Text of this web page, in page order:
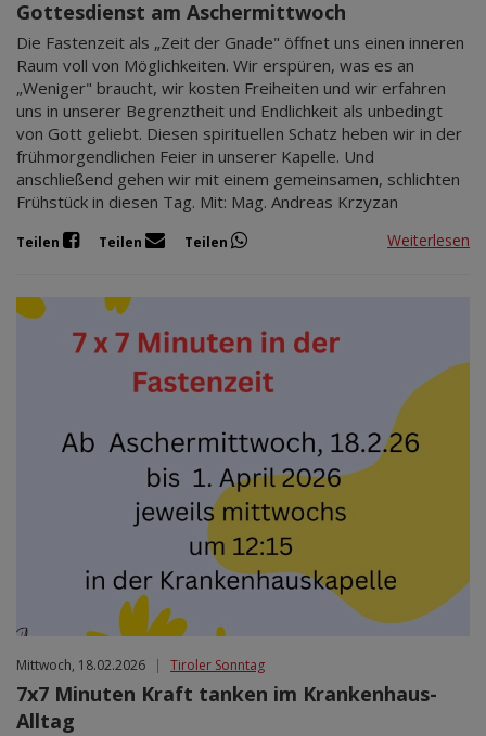
Gottesdienst am Aschermittwoch
Die Fastenzeit als „Zeit der Gnade" öffnet uns einen inneren
Raum voll von Möglichkeiten. Wir erspüren, was es an
„Weniger" braucht, wir kosten Freiheiten und wir erfahren
uns in unserer Begrenztheit und Endlichkeit als unbedingt
von Gott geliebt. Diesen spirituellen Schatz heben wir in der
frühmorgendlichen Feier in unserer Kapelle. Und
anschließend gehen wir mit einem gemeinsamen, schlichten
Frühstück in diesen Tag. Mit: Mag. Andreas Krzyzan
Teilen Teilen Teilen Weiterlesen
Mittwoch, 18.02.2026 | Tiroler Sonntag
7x7 Minuten Kraft tanken im Krankenhaus-
Alltag